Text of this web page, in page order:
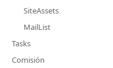
SiteAssets
MailList
Tasks
Comisión